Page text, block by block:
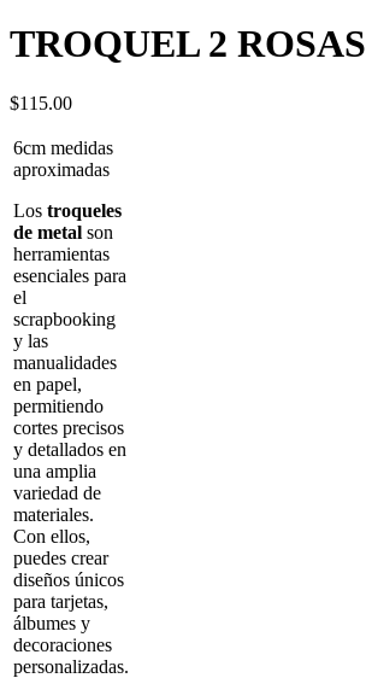
TROQUEL 2 ROSAS
$115.00
6cm medidas
aproximadas
Los troqueles
de metal son
herramientas
esenciales para
el
scrapbooking
y las
manualidades
en papel,
permitiendo
cortes precisos
y detallados en
una amplia
variedad de
materiales.
Con ellos,
puedes crear
diseños únicos
para tarjetas,
álbumes y
decoraciones
personalizadas.